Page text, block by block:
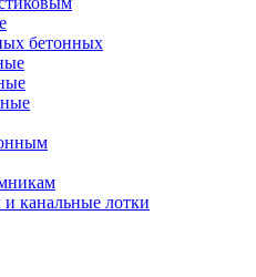
бетонных
канальные лотки